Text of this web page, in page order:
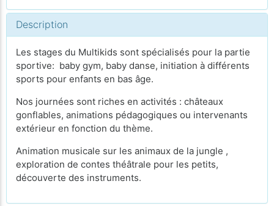
Description
Les stages du Multikids sont spécialisés pour la partie
sportive: baby gym, baby danse, initiation à différents
sports pour enfants en bas âge.
Nos journées sont riches en activités : châteaux
gonflables, animations pédagogiques ou intervenants
extérieur en fonction du thème.
Animation musicale sur les animaux de la jungle ,
exploration de contes théâtrale pour les petits,
découverte des instruments.